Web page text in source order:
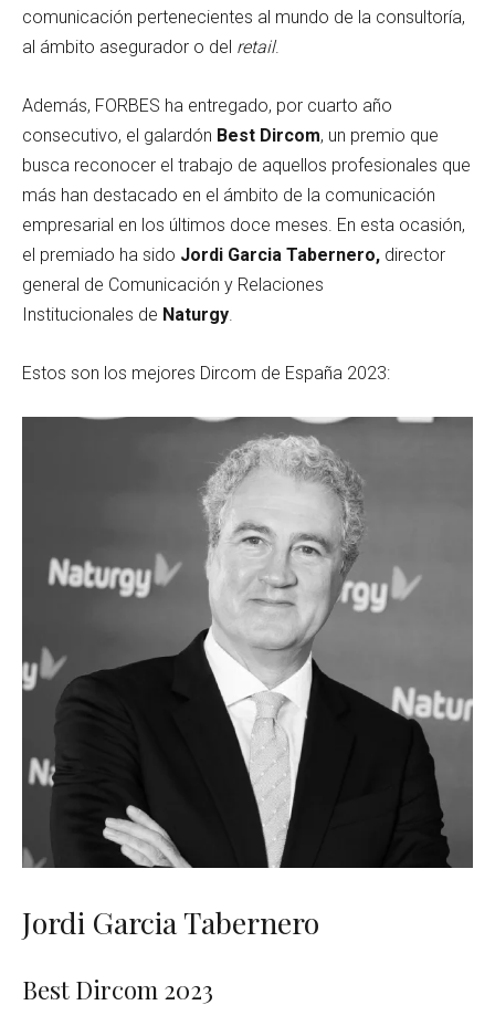
comunicación pertenecientes al mundo de la consultoría,
al ámbito asegurador o del retail.
Además, FORBES ha entregado, por cuarto año
consecutivo, el galardón Best Dircom, un premio que
busca reconocer el trabajo de aquellos profesionales que
más han destacado en el ámbito de la comunicación
empresarial en los últimos doce meses. En esta ocasión,
el premiado ha sido Jordi Garcia Tabernero, director
general de Comunicación y Relaciones
Institucionales de Naturgy.
Estos son los mejores Dircom de España 2023:
Jordi Garcia Tabernero
Best Dircom 2023